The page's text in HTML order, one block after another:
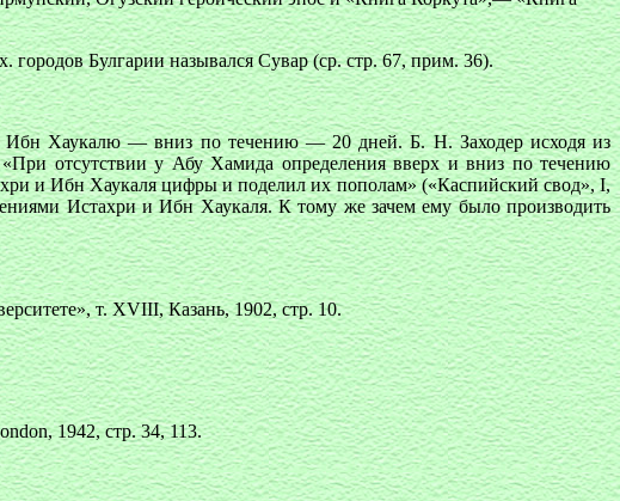
Булгарии назывался Сувар (ср. стр. 67, прим. 36).
Ибн Хаукалю — вниз по течению — 20 дней. Б. Н. Заходер исходя из
отсутствии у Абу Хамида определения вверх и вниз по течению
и Ибн Хаукаля цифры и поделил их пополам» («Каспийский свод», I,
Истахри и Ибн Хаукаля. К тому же зачем ему было производить
т. XVIII, Казань, 1902, стр. 10.
1942, стр. 34, 113.